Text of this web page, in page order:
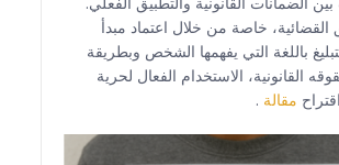
خاصة من خلال اعتماد مبدأ
باللغة التي يفهمها الشخص وبطريقة
القانونية، الاستخدام الفعال لحرية
مقالة .